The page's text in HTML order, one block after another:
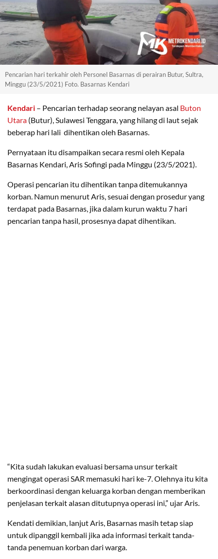
Pencarian hari terkahir oleh Personel Basarnas di perairan Butur, Sultra,
Minggu (23/5/2021) Foto. Basarnas Kendari
Kendari – Pencarian terhadap seorang nelayan asal Buton
Utara (Butur), Sulawesi Tenggara, yang hilang di laut sejak
beberap hari lali dihentikan oleh Basarnas.
Pernyataan itu disampaikan secara resmi oleh Kepala
Basarnas Kendari, Aris Sofingi pada Minggu (23/5/2021).
Operasi pencarian itu dihentikan tanpa ditemukannya
korban. Namun menurut Aris, sesuai dengan prosedur yang
terdapat pada Basarnas, jika dalam kurun waktu 7 hari
pencarian tanpa hasil, prosesnya dapat dihentikan.
“Kita sudah lakukan evaluasi bersama unsur terkait
mengingat operasi SAR memasuki hari ke-7. Olehnya itu kita
berkoordinasi dengan keluarga korban dengan memberikan
penjelasan terkait alasan ditutupnya operasi ini,” ujar Aris.
Kendati demikian, lanjut Aris, Basarnas masih tetap siap
untuk dipanggil kembali jika ada informasi terkait tanda-
tanda penemuan korban dari warga.